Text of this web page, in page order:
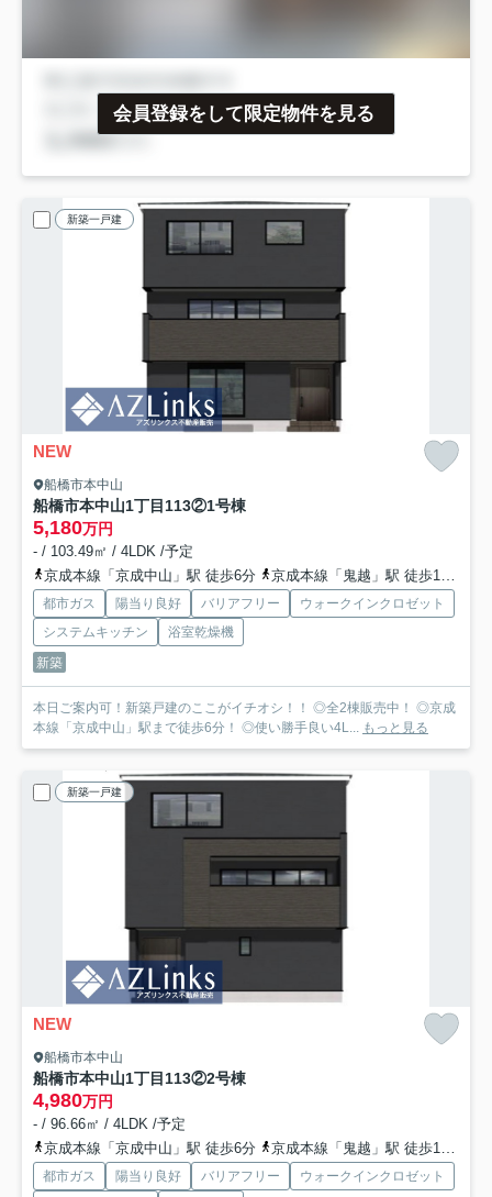
会員登録をして限定物件を見る
新築一戸建
NEW
船橋市本中山
船橋市本中山1丁目113②1号棟
5,180万円
- / 103.49㎡ / 4LDK /予定
京成本線「京成中山」駅 徒歩6分
京成本線「鬼越」駅 徒歩10分
都市ガス 陽当り良好 バリアフリー
ウォークインクロゼット
システムキッチン
浴室乾燥機
新築
本日ご案内可！新築戸建のここがイチオシ！！ ◎全2棟販売中！ ◎京成
本線「京成中山」駅まで徒歩6分！ ◎使い勝手良い4L... もっと見る
新築一戸建
NEW
船橋市本中山
船橋市本中山1丁目113②2号棟
4,980万円
- / 96.66㎡ / 4LDK /予定
京成本線「京成中山」駅 徒歩6分
京成本線「鬼越」駅 徒歩10分
都市ガス 陽当り良好 バリアフリー
ウォークインクロゼット